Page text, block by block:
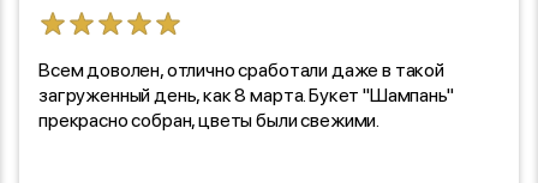
Всем доволен, отлично сработали даже в такой
загруженный день, как 8 марта. Букет "Шампань"
прекрасно собран, цветы были свежими.